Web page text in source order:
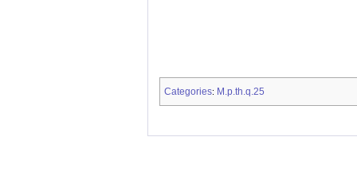
Categories: M.p.th.q.25